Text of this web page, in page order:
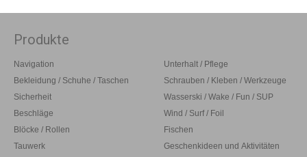
Produkte
Navigation
Bekleidung / Schuhe / Taschen
Sicherheit
Beschläge
Blöcke / Rollen
Tauwerk
Unterhalt / Pflege
Schrauben / Kleben / Werkzeuge
Wasserski / Wake / Fun / SUP
Wind / Surf / Foil
Fischen
Geschenkideen und Aktivitäten